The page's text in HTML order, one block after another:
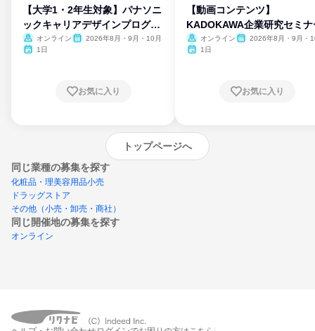
【大学1・2年生対象】パナソニ
ックキャリアデザインプログラ
ム
オンライン
2026年8月・9月・10月
1日
お気に入り
【動画コンテンツ】
KADOKAWA企業研究セミナ
オンライン
2026年8月・9月・
1日
お気に入り
トップページへ
同じ業種の募集を探す
化粧品・理美容用品小売
ドラッグストア
その他（小売・卸売・商社）
同じ開催地の募集を探す
オンライン
エントリーするとプログラムの詳細案内を